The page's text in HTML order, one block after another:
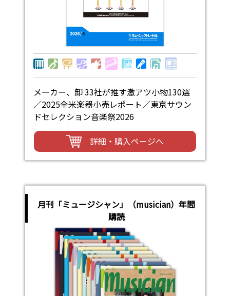
メーカー、卸 33社が推す激アツ小物130選
／2025全米楽器小売レポート／東京サウン
ドセレクション音楽祭2026
詳細・購入ページへ
月刊「ミュージシャン」（musician）年間
購読